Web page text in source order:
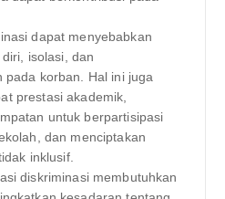
dapat menyebabkan
isolasi, dan
pada korban. Hal ini juga
prestasi akademik,
untuk berpartisipasi
dan menciptakan
inklusif.
diskriminasi membutuhkan